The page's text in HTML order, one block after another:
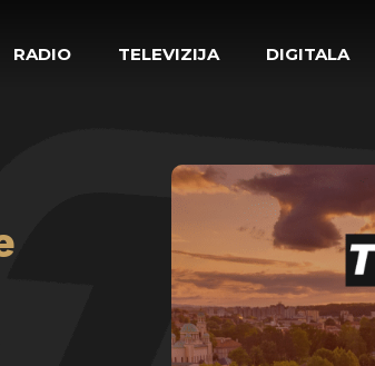
RADIO TELEVIZIJA DIGITALA